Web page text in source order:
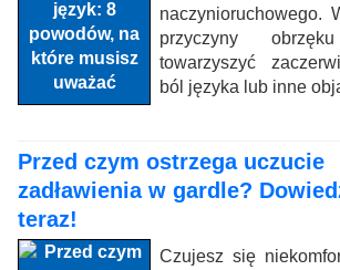
naczynioruchowego.
przyczyny
towarzyszyć
ból języka lub inne
Przed czym ostrzega uczucie
zadławienia w gardle?
teraz!
Czujesz się